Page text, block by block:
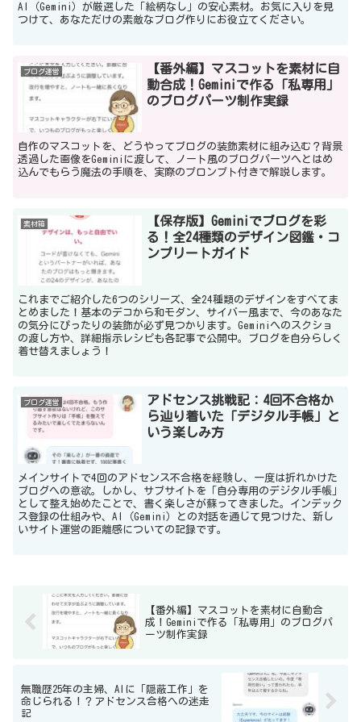
AI（Gemini）が厳選した「絵柄なし」の安心素材。お気に入りを見
つけて、あなただけの素敵なブログ作りにお役立てください。
ブログ運営
【番外編】マスコットを素材に自
動合成！Geminiで作る「私専用」
のブログパーツ制作実録
自作のマスコットを、どうやってブログの装飾素材に組み込む？背景
透過した画像をGeminiに渡して、ノート風のブログパーツへとはめ
込んでもらう魔法の手順を、実際のプロンプト付きで解説します。
素材箱
【保存版】Geminiでブログを彩
る！全24種類のデザイン図鑑・コ
ンプリートガイド
これまでご紹介した6つのシリーズ、全24種類のデザインをすべてま
とめました！基本のデコから和モダン、サイバー風まで、今のあなた
の気分にぴったりの装飾が必ず見つかります。Geminiへのスクショ
の渡し方や、詳細指示レシピも各記事で公開中。ブログを自分らしく
着せ替えましょう！
ブログ運営
アドセンス挑戦記：4回不合格か
ら辿り着いた「デジタル手帳」と
いう楽しみ方
メインサイトで4回のアドセンス不合格を経験し、一度は折れかけた
ブログへの意欲。しかし、サブサイトを「自分専用のデジタル手帳」
として整え始めたことで、書く楽しさが蘇ってきました。インデック
ス登録の仕組みや、AI（Gemini）との対話を通じて見つけた、新し
いサイト運営の距離感についての記録です。
【番外編】マスコットを素材に自動合
成！Geminiで作る「私専用」のブログパ
ーツ制作実録
無職歴25年の主婦、AIに「隠蔽工作」を
命じられる！？アドセンス合格への迷走
記